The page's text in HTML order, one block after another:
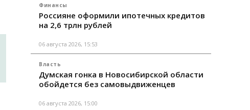
Финансы
Россияне оформили ипотечных кредитов
на 2,6 трлн рублей
06 августа 2026, 15:53
Власть
Думская гонка в Новосибирской области
обойдется без самовыдвиженцев
06 августа 2026, 15:00